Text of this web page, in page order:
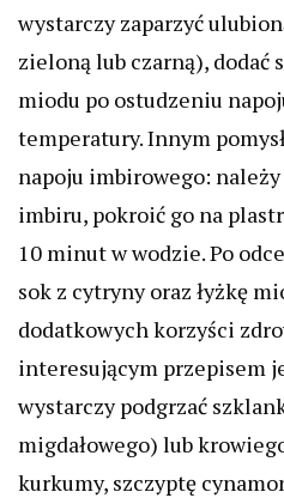
wystarczy zaparzyć
zieloną lub czarną), dodać
miodu po ostudzeniu
temperatury. Innym
napoju imbirowego: należy
imbiru, pokroić go na
10 minut w wodzie. Po
sok z cytryny oraz łyżkę
dodatkowych korzyści
interesującym przepisem
wystarczy podgrzać
migdałowego) lub
kurkumy, szczyptę